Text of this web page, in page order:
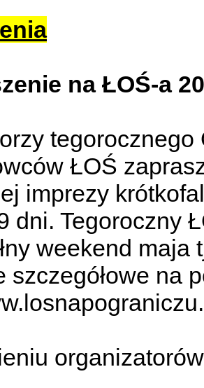
na ŁOŚ-a
ŁOŚ
imprezy
dni. Tegoroczny
weekend
szczegółowe na